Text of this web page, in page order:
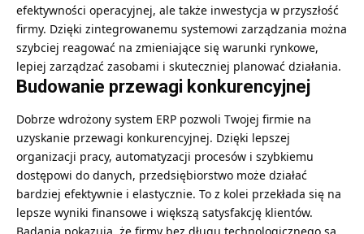
efektywności operacyjnej, ale także inwestycja w przyszłość
firmy. Dzięki zintegrowanemu systemowi zarządzania można
szybciej reagować na zmieniające się warunki rynkowe,
lepiej zarządzać zasobami i skuteczniej planować działania.
Budowanie przewagi konkurencyjnej
Dobrze wdrożony system ERP pozwoli Twojej firmie na
uzyskanie przewagi konkurencyjnej. Dzięki lepszej
organizacji pracy, automatyzacji procesów i szybkiemu
dostępowi do danych, przedsiębiorstwo może działać
bardziej efektywnie i elastycznie. To z kolei przekłada się na
lepsze wyniki finansowe i większą satysfakcję klientów.